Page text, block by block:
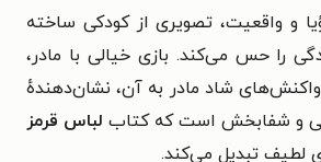
و واقعیت، تصویری از کودکی ساخته
را حس می‌کند. بازی خیالی با مادر،
شاد مادر به آن، نشان‌دهندهٔ
و شفابخش است که کتاب لباس قرمز
لطیف تبدیل می‌کند.